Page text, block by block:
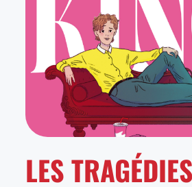
LES TRAGÉDIES